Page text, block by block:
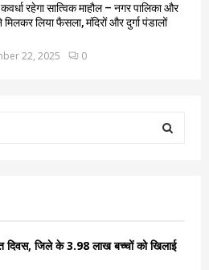
रहेगा सात्विक माहौल – नगर पालिका और
ने मिलकर लिया फैसला, मंदिरों और दुर्गा पंडालों
22, 2025 0
दिवस, जिले के 3.98 लाख बच्चों को खिलाई